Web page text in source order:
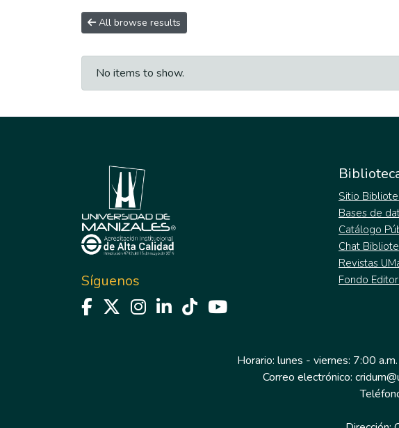
All browse results
No items to show.
Síguenos
Sitio
Bases de
Catálogo
Chat
Revistas
Fondo
Horario: lunes - viernes: 7:00
Correo electrónico: